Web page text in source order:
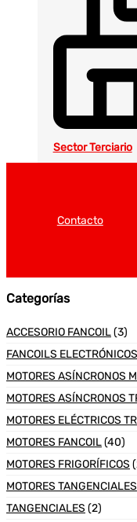
Sector Terciario
Contacto
Categorías
ACCESORIO FANCOIL(3)
FANCOILS ELECTRÓNICOS
MOTORES ASÍNCRONOS
MOTORES ASÍNCRONOS
MOTORES ELÉCTRICOS
MOTORES FANCOIL(40)
MOTORES FRIGORÍFICOS
MOTORES TANGENCIALES
TANGENCIALES (2)